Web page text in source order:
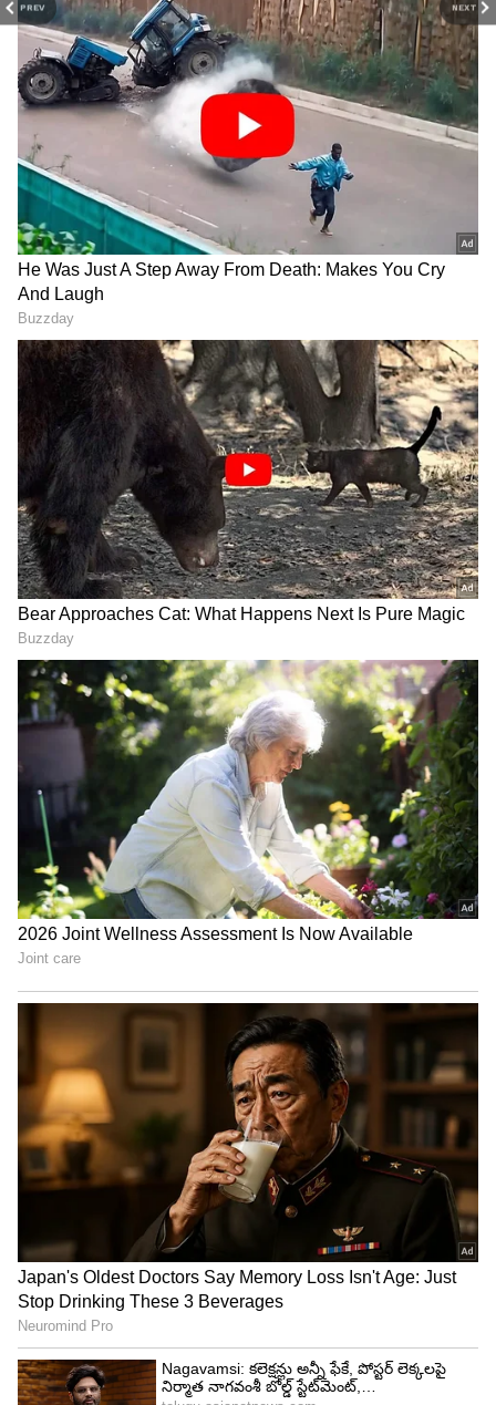
PREV NEXT
వాట్సాప్‌లో మెసేజ్‌లు అంత
వేగంగా ఎలా వెళ్తాయి.? టిక్స్
వెనుక టెక్నాల‌జీ తెలిస్తే వావ్
అనాల్సిందే
ఐఫోన్ 18 ప్రో vs ఐఫోన్ 15 ప్రో:
అప్‌గ్రేడ్ చేయడం వర్త్ ఏనా?
ఫీచర్లు, కెమెరా, ధర వివరాలు ఇవే
Vivo S2: ధ‌ర మిడ్‌రేంజ్‌, ఫీచ‌ర్స్
మాత్రం హై రేంజ్‌.. వివో నుంచి
కొత్త ఫోన్ వ‌చ్చేసింది
iPhone: భారీగా పడిపోయిన
ఐఫోన్ ధర, ఎంత తగ్గిందో తెలిస్తే
ఎగిరి గంతేయాల్సిందే?
LATEST VIDEOS
లాల్ దర్వాజా బోనాల ఉత్సవాల్లో కేటీఆర్ |
KTR | Lal Darwaza Bonalu
Celebrations
Peddi Sudarshan Reddy కుటుంబానికి
రూ.2.25 కోట్ల ఆర్థిక సాయం | KCR |
Asianet News Telugu